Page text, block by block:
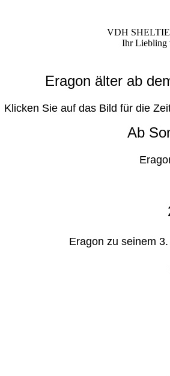
VDH
Ihr Liebling
Eragon älter ab
Klicken Sie auf das Bild für die
Ab
Eragon zu seinem